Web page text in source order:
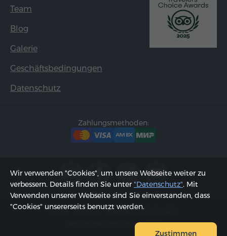
Team
Blog
Galerie
Geschäftsbedingungen
Datenschutz
Zahlungsmethoden:
2002 - 2026, © "Hyur Service" GmbH;
Aktualisiert am 08.08.2026
Wir verwenden "Cookies", um unsere Webseite weiter zu
verbessern. Details finden Sie unter"Datenschutz". Mit
Verwenden unserer Webseite sind Sie einverstanden, dass
"Cookies" unsererseits benutzt werden.
Zustimmen